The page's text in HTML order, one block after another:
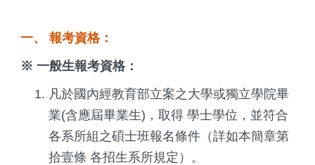
一、 報考資格：
※ 一般生報考資格：
凡於國內經教育部立案之大學或獨立學院畢
業(含應屆畢業生)，取得 學士學位，並符合
各系所組之碩士班報名條件（詳如本簡章第
拾壹條 各招生系所規定）。